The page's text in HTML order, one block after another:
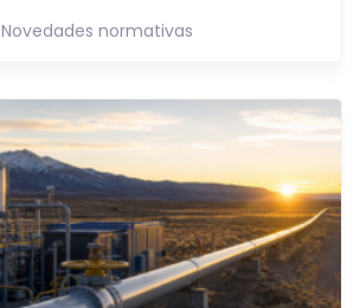
Novedades normativas